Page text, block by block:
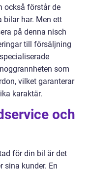
också förstår de
bilar har. Men ett
på denna nisch
till försäljning
som
vilket garanterar
karaktär.
och
för din bil är det
sina kunder. En